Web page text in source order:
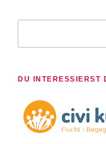
DU INTERESSIERST